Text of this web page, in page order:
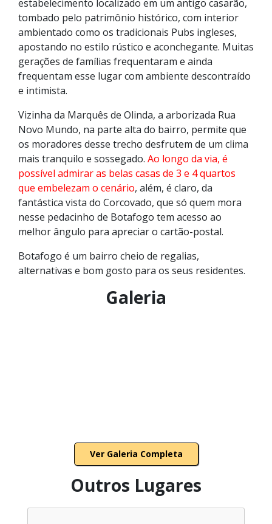
estabelecimento localizado em um antigo casarão,
tombado pelo patrimônio histórico, com interior
ambientado como os tradicionais Pubs ingleses,
apostando no estilo rústico e aconchegante. Muitas
gerações de famílias frequentaram e ainda
frequentam esse lugar com ambiente descontraído
e intimista.
Vizinha da Marquês de Olinda, a arborizada Rua
Novo Mundo, na parte alta do bairro, permite que
os moradores desse trecho desfrutem de um clima
mais tranquilo e sossegado. Ao longo da via, é
possível admirar as belas casas de 3 e 4 quartos
que embelezam o cenário, além, é claro, da
fantástica vista do Corcovado, que só quem mora
nesse pedacinho de Botafogo tem acesso ao
melhor ângulo para apreciar o cartão-postal.
Botafogo é um bairro cheio de regalias,
alternativas e bom gosto para os seus residentes.
Galeria
Ver Galeria Completa
Outros Lugares